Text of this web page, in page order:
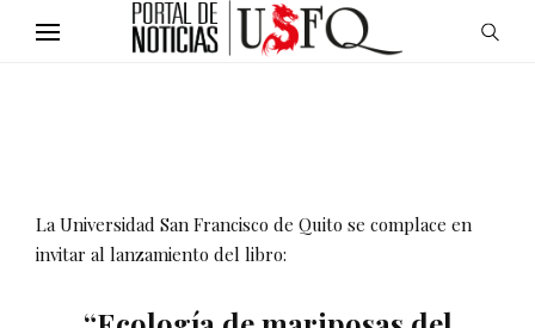
La Universidad San Francisco de Quito se complace en
invitar al lanzamiento del libro: